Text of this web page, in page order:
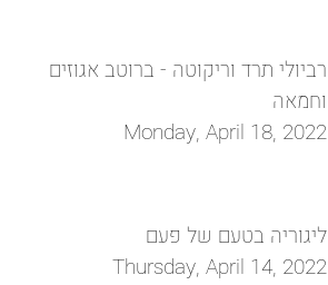
רביולי תרד וריקוטה - ברוטב אגוזים
וחמאה
Monday, April 18, 2022
ליגוריה בטעם של פעם
Thursday, April 14, 2022